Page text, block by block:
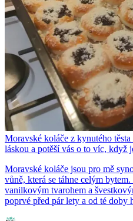
Moravské koláče z kynutého
láskou a potěší vás o to víc, když
Moravské koláče jsou pro mě
vůně, která se táhne celým
vanilkovým tvarohem a
poprvé před pár lety a od té doby